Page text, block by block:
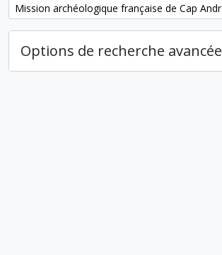
Remove filter:
Options de recherche avancée